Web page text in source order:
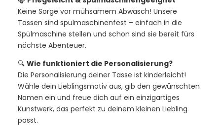
Keine Sorge vor mühsamem Abwasch! Unsere
Tassen sind spülmaschinenfest – einfach in die
Spülmaschine stellen und schon sind sie bereit fürs
nächste Abenteuer.
🔍 Wie funktioniert die Personalisierung?
Die Personalisierung deiner Tasse ist kinderleicht!
Wähle dein Lieblingsmotiv aus, gib den gewünschten
Namen ein und freue dich auf ein einzigartiges
Kunstwerk, das perfekt zu deinem kleinen Liebling
passt.